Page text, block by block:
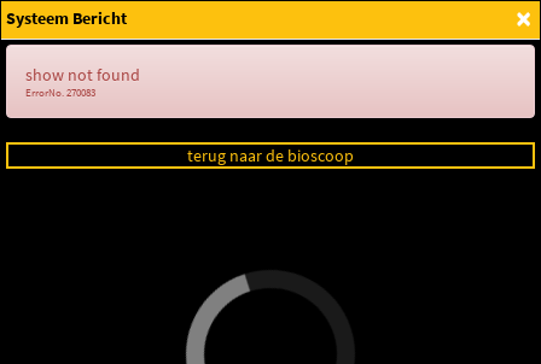
Login
×
Systeem Bericht
show not found
ErrorNo. 270083
terug naar de bioscoop